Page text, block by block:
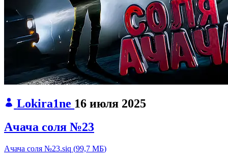
Lokira1ne 16 июля 2025
Ачача соля №23
Ачача соля №23.siq (99,7 МБ)